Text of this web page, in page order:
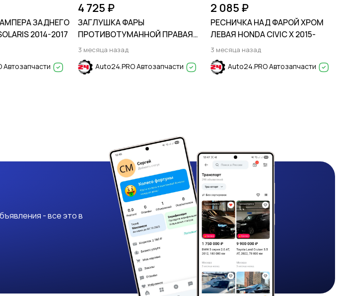
ЗАДНЕГО
2014-2017
Автозапчасти
4 725 ₽
ЗАГЛУШКА ФАРЫ
ПРОТИВОТУМАННОЙ ПРАВАЯ
CHEVROLET CRUZE 2019-2024
3 месяца назад
Auto24.PRO Автозапчасти
2 085 ₽
РЕСНИЧКА НАД ФАРОЙ ХРОМ
ЛЕВАЯ HONDA CIVIC X 2015-
3 месяца назад
Auto24.PRO Автозапчасти
- все это в